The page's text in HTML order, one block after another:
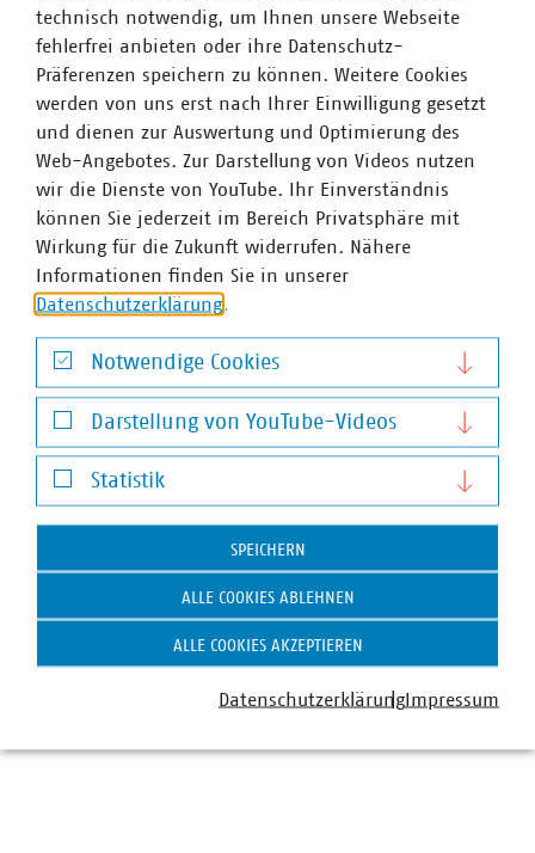
Ansprechpartner
Moritz Englberger Maluska
Senior-Fachgebietsleiter
+49 89 2361 5321
maluska(at)vku(dot)de
technisch notwendig, um Ihnen unsere Webseite
fehlerfrei anbieten oder ihre Datenschutz-
Präferenzen speichern zu können. Weitere Cookies
werden von uns erst nach Ihrer Einwilligung gesetzt
und dienen zur Auswertung und Optimierung des
Web-Angebotes. Zur Darstellung von Videos nutzen
wir die Dienste von YouTube. Ihr Einverständnis
können Sie jederzeit im Bereich Privatsphäre mit
Wirkung für die Zukunft widerrufen. Nähere
Informationen finden Sie in unserer
Datenschutzerklärung.
Notwendige Cookies
Notwendige Cookies
Darstellung von YouTube-Videos
Darstellung von YouTube-Videos
Statistik
Statistik
SPEICHERN
ALLE COOKIES ABLEHNEN
ALLE COOKIES AKZEPTIEREN
DatenschutzerklärungImpressum